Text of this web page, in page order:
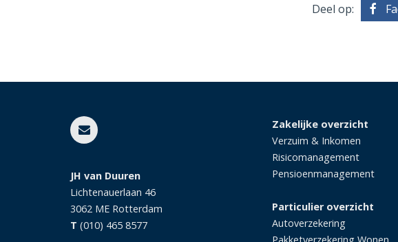
Deel op:
JH van Duuren
Lichtenauerlaan 46
3062 ME Rotterdam
T (010) 465 8577
Zakelijke overzicht
Verzuim & Inkomen
Risicomanagement
Pensioenmanagement
Particulier overzicht
Autoverzekering